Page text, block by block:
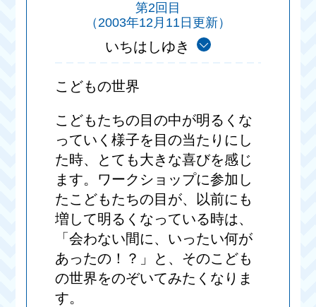
第2回目
（2003年12月11日更新）
いちはしゆき
こどもの世界
こどもたちの目の中が明るくな
っていく様子を目の当たりにし
た時、とても大きな喜びを感じ
ます。ワークショップに参加し
たこどもたちの目が、以前にも
増して明るくなっている時は、
「会わない間に、いったい何が
あったの！？」と、そのこども
の世界をのぞいてみたくなりま
す。